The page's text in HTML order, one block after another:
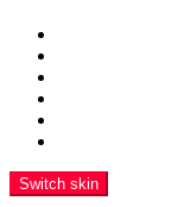
Switch skin